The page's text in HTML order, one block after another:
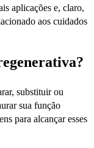
aplicações e, claro,
aos cuidados
substituir ou
sua função
para alcançar esses